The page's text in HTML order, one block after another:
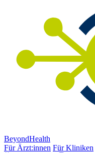
BeyondHealth
Für Ärzt:innen Für Kliniken